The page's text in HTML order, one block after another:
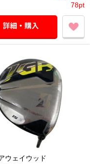
78pt
ウェイウッド